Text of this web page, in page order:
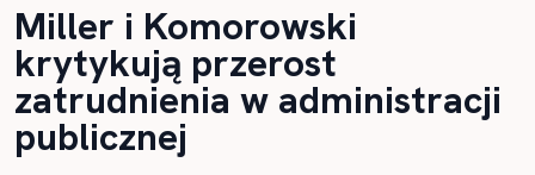
Miller i Komorowski
krytykują przerost
zatrudnienia w administracji
publicznej